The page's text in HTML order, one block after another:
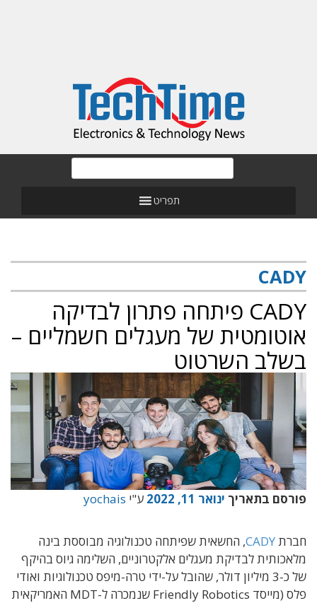
תפריט
CADY
CADY פיתחה פתרון לבדיקה
אוטומטית של מעגלים חשמליים –
בשלב השרטוט
פורסם בתאריך ינואר 11, 2022 ע"י yochais
חברתCADY, החשאית שפיתחה טכנולוגיה מבוססת בינה
מלאכותית לבדיקת מעגלים אלקטרוניים, השלימה גיוס בהיקף
של כ-3 מיליון דולר, שהובל על-ידי טרה-מיפס טכנולוגיות ואודי
פלס (מייסד Friendly Robotics שנמכרה ל-MDT האמריקאית